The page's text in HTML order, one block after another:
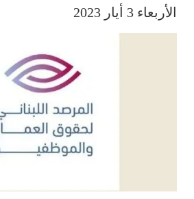
الأربعاء 3 أيار 2023